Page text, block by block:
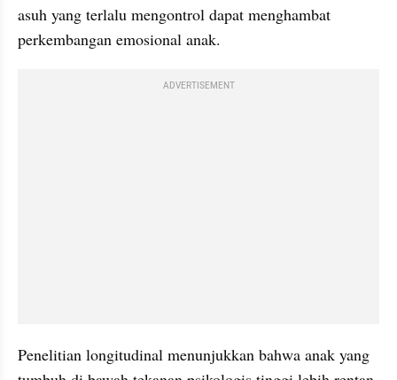
asuh yang terlalu mengontrol dapat menghambat
perkembangan emosional anak.
ADVERTISEMENT
Penelitian longitudinal menunjukkan bahwa anak yang